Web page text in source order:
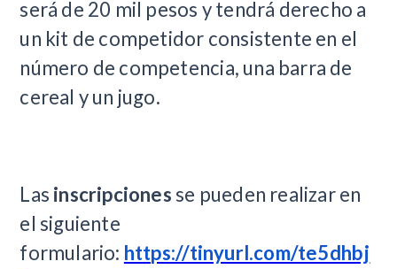
será de 20 mil pesos y tendrá derecho a
un kit de competidor consistente en el
número de competencia, una barra de
cereal y un jugo.
Las inscripciones se pueden realizar en
el siguiente
formulario: https://tinyurl.com/te5dhbj